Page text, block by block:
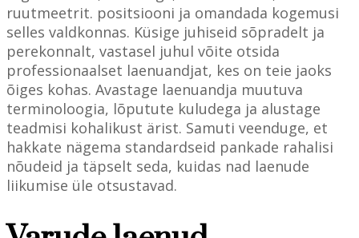
ruutmeetrit. positsiooni ja omandada kogemusi
selles valdkonnas. Küsige juhiseid sõpradelt ja
perekonnalt, vastasel juhul võite otsida
professionaalset laenuandjat, kes on teie jaoks
õiges kohas. Avastage laenuandja muutuva
terminoloogia, lõputute kuludega ja alustage
teadmisi kohalikust ärist. Samuti veenduge, et
hakkate nägema standardseid pankade rahalisi
nõudeid ja täpselt seda, kuidas nad laenude
liikumise üle otsustavad.